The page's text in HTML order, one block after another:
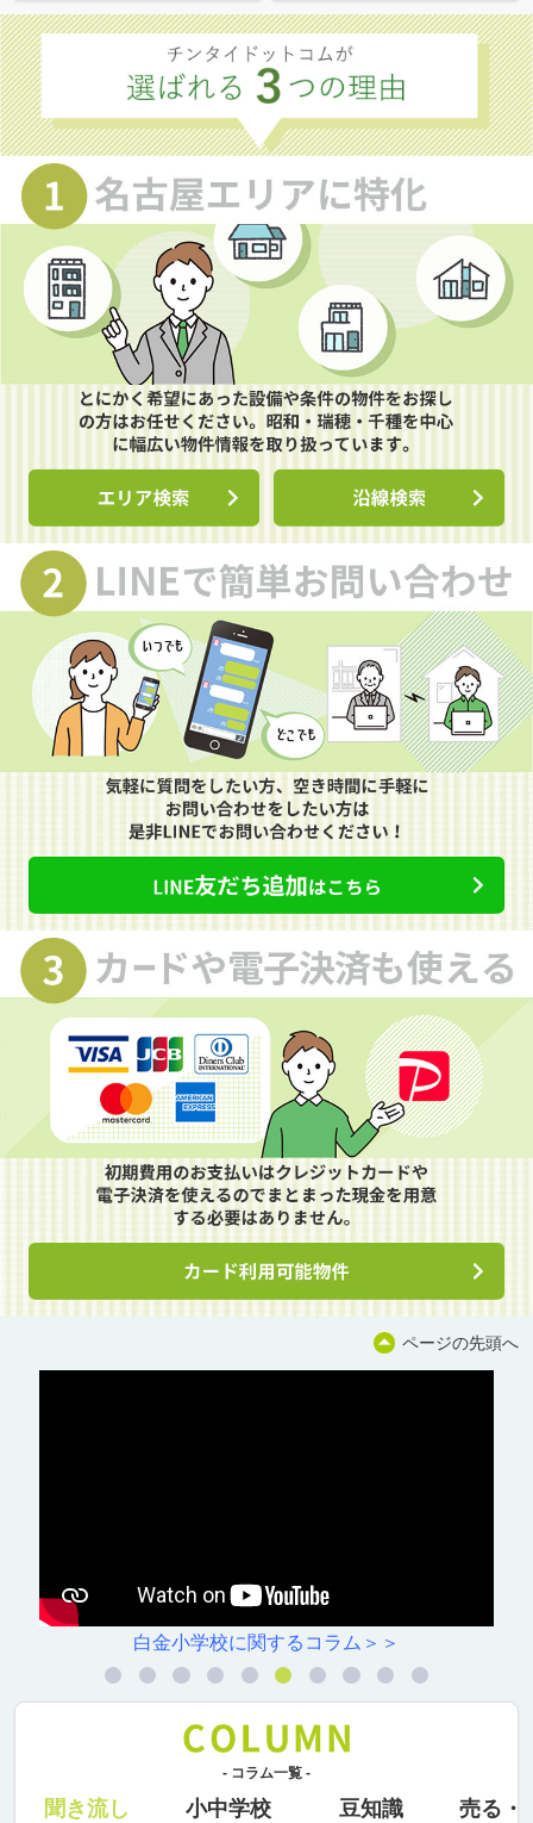
ページの先頭へ
白金小学校に関するコラム＞＞
- コラム一覧 -
聞き流し 小中学校 豆知識 売る・